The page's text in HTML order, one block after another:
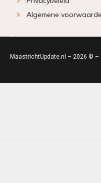
Algemene
MaastrichtUpdate.nl – 2026 ©